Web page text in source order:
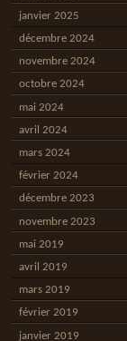
janvier 2025
décembre 2024
novembre 2024
octobre 2024
mai 2024
avril 2024
mars 2024
février 2024
décembre 2023
novembre 2023
mai 2019
avril 2019
mars 2019
février 2019
janvier 2019